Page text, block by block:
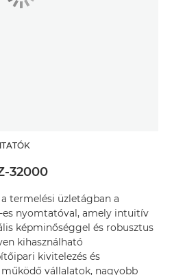
32000
termelési üzletágban a
es nyomtatóval, amely intuitív
képminőséggel és robusztus
kihasználható
kivitelezés és
vállalatok, nagyobb